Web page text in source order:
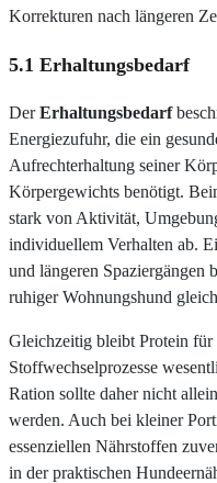
Korrekturen nach längeren
5.1 Erhaltungsbedarf
DerErhaltungsbedarf
Energiezufuhr, die ein
Aufrechterhaltung seiner
Körpergewichts benötigt.
stark von Aktivität,
individuellem Verhalten ab.
und längeren Spaziergängen
ruhiger Wohnungshund
Gleichzeitig bleibt Protein
Stoffwechselprozesse
Ration sollte daher nicht
werden. Auch bei kleiner
essenziellen Nährstoffen
in der praktischen